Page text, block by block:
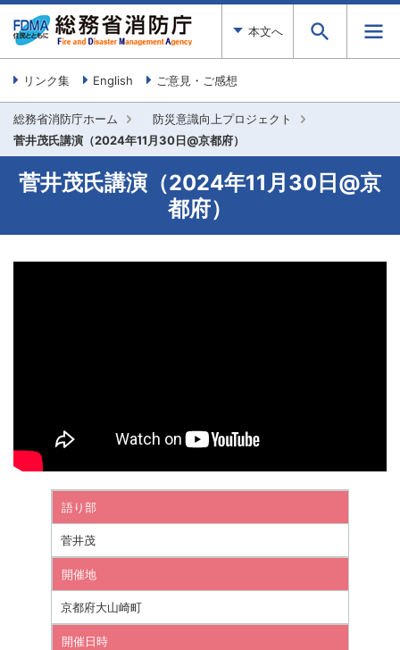
本文へ
リンク集 English ご意見・ご感想
総務省消防庁ホーム
防災意識向上プロジェクト
菅井茂氏講演（2024年11月30日@京都府）
菅井茂氏講演（2024年11月30日@京
都府）
語り部
菅井茂
開催地
京都府大山崎町
開催日時